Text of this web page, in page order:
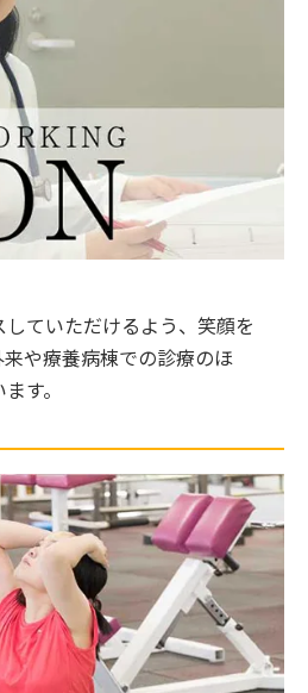
ていただけるよう、笑顔を
や療養病棟での診療のほ
す。